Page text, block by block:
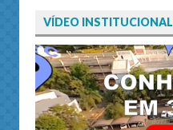
VÍDEO INSTITUCIONAL